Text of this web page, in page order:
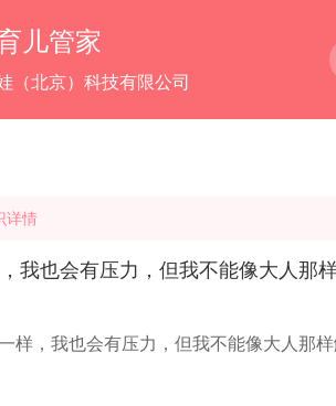
儿管家
（北京）科技有限公司
详情
我也会有压力，但我不能像大人那
样，我也会有压力，但我不能像大人那